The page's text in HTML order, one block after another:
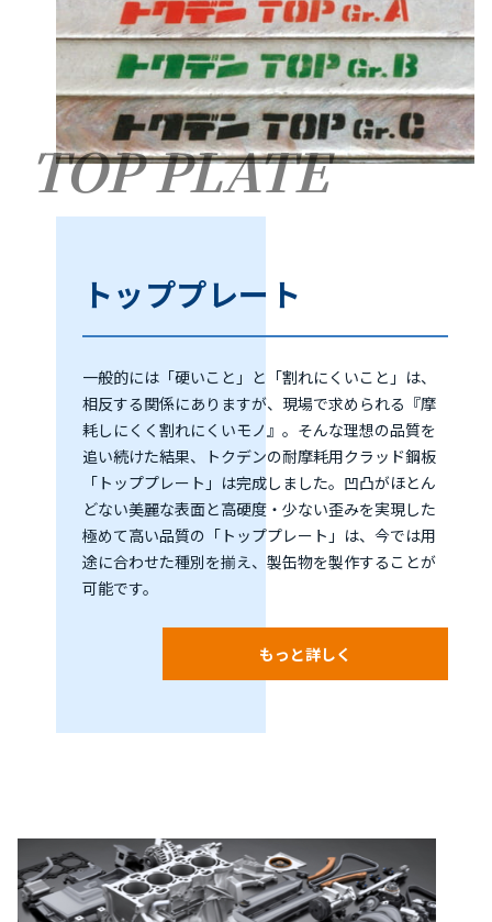
TOP PLATE
トッププレート
一般的には「硬いこと」と「割れにくいこと」は、
相反する関係にありますが、現場で求められる『摩
耗しにくく割れにくいモノ』。そんな理想の品質を
追い続けた結果、トクデンの耐摩耗用クラッド鋼板
「トッププレート」は完成しました。凹凸がほとん
どない美麗な表面と高硬度・少ない歪みを実現した
極めて高い品質の「トッププレート」は、今では用
途に合わせた種別を揃え、製缶物を製作することが
可能です。
もっと詳しく